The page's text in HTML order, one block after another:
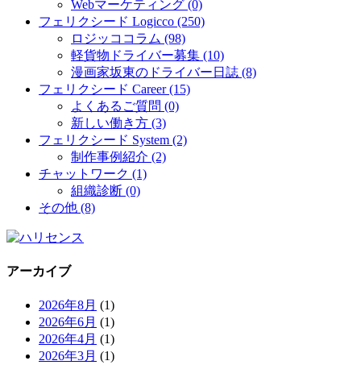
Webマーケティング (0)
フェリクシード Logicco (250)
ロジッココラム (98)
軽貨物ドライバー募集 (10)
漫画家坂東のドライバー日誌 (8)
フェリクシード Career (15)
よくあるご質問 (0)
新しい働き方 (3)
フェリクシード System (2)
制作事例紹介 (2)
チャットワーク (1)
組織診断 (0)
その他 (8)
アーカイブ
2026年8月 (1)
2026年6月 (1)
2026年4月 (1)
2026年3月 (1)